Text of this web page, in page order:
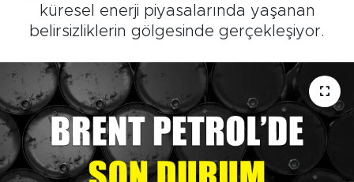
küresel enerji piyasalarında yaşanan
belirsizliklerin gölgesinde gerçekleşiyor.